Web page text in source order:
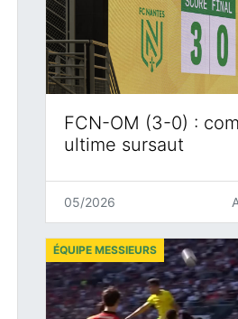
FCN-OM (3-0) :
ultime sursaut
05/2026
ÉQUIPE MESSIEURS